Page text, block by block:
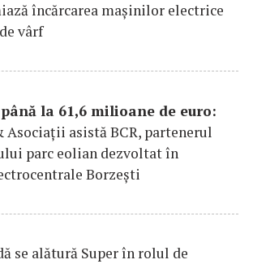
încărcarea maşinilor electrice
vârf
la 61,6 milioane de euro:
Asociații asistă BCR, partenerul
parc eolian dezvoltat în
Borzești
se alătură Super în rolul de